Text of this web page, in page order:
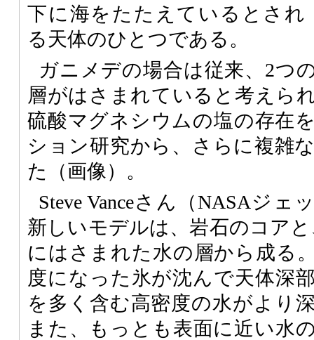
下に海をたたえているとされ
る天体のひとつである。
ガニメデの場合は従来、2つ
層がはさまれていると考えら
硫酸マグネシウムの塩の存在
ション研究から、さらに複雑
た（画像）。
Steve Vanceさん（NASAジェ
新しいモデルは、岩石のコア
にはさまれた水の層から成る
度になった氷が沈んで天体深
を多く含む高密度の水がより
また、もっとも表面に近い水